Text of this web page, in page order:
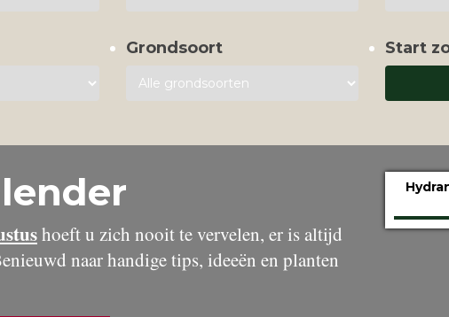
Grondsoort Start
hoeft u zich nooit te vervelen, er is altijd
naar handige tips, ideeën en planten